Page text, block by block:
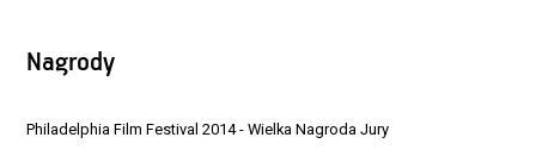
Nagrody
Philadelphia Film Festival 2014 - Wielka Nagroda Jury